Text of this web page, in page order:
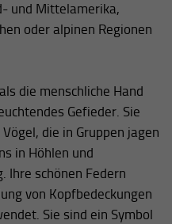
und Mittelamerika,
oder alpinen Regionen
die menschliche Hand
Gefieder. Sie
die in Gruppen jagen
in Höhlen und
Ihre schönen Federn
von Kopfbedeckungen
Sie sind ein Symbol